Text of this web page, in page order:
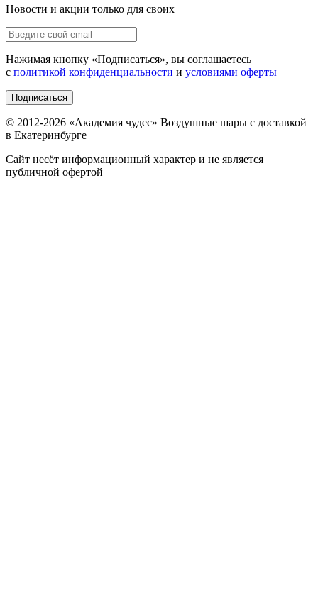
Новости и акции только для своих
Нажимая кнопку «Подписаться», вы соглашаетесь
с политикой конфиденциальности и условиями оферты
Подписаться
© 2012-2026 «Академия чудес» Воздушные шары с доставкой
в Екатеринбурге
Сайт несёт информационный характер и не является
публичной офертой